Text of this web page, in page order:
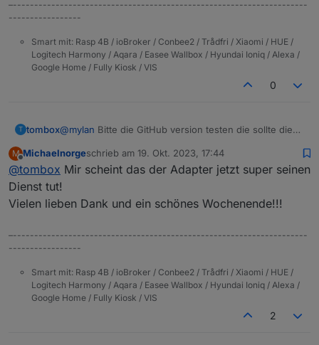
–---------------------------------------------------------------------
-----------------
Smart mit: Rasp 4B / ioBroker / Conbee2 / Trådfri / Xiaomi / HUE /
Logitech Harmony / Aqara / Easee Wallbox / Hyundai Ioniq / Alexa /
Google Home / Fully Kiosk / VIS
0
T tombox@mylan Bitte die GitHub version testen die sollte die
M
Offline
Michaelnorgeschrieb am 19. Okt. 2023, 17:44
zuletzt editiert von
@tombox Mir scheint das der Adapter jetzt super seinen
Dienst tut!
Vielen lieben Dank und ein schönes Wochenende!!!
–---------------------------------------------------------------------
-----------------
Smart mit: Rasp 4B / ioBroker / Conbee2 / Trådfri / Xiaomi / HUE /
Logitech Harmony / Aqara / Easee Wallbox / Hyundai Ioniq / Alexa /
Google Home / Fully Kiosk / VIS
2